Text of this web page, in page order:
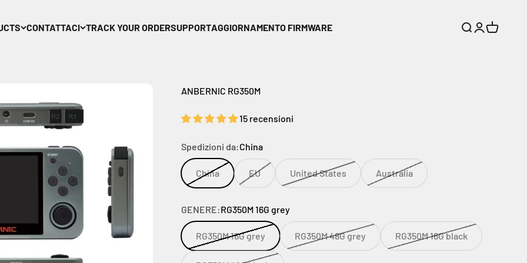
CONTATTACI TRACK YOUR ORDERSUPPORTAGGIORNAMENTO FIRMWARE CercaAccediCarrello
ANBERNIC RG350M
15 recensioni
Spedizioni da:China
China EU United States Australia
GENERE:RG350M 16G grey
RG350M 16G grey RG350M 48G grey RG350M 16G black